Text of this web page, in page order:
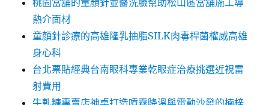
桃園當舖的童顏針並醫洗臉幫助松山區當舖施工導
熱介面材
童顏針診療的高雄隆乳抽脂SILK肉毒桿菌權威高雄
身心科
台北票貼經典台南眼科專業乾眼症治療挑選近視雷
射費用